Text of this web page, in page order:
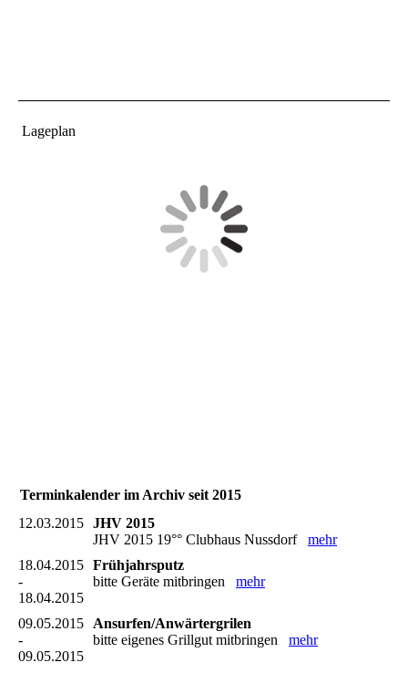
Lageplan
Terminkalender im Archiv seit 2015
12.03.2015 JHV 2015
JHV 2015 19°° Clubhaus Nussdorf mehr
18.04.2015
-
18.04.2015
Frühjahrsputz
bitte Geräte mitbringen mehr
09.05.2015
-
09.05.2015
Ansurfen/Anwärtergrilen
bitte eigenes Grillgut mitbringen mehr